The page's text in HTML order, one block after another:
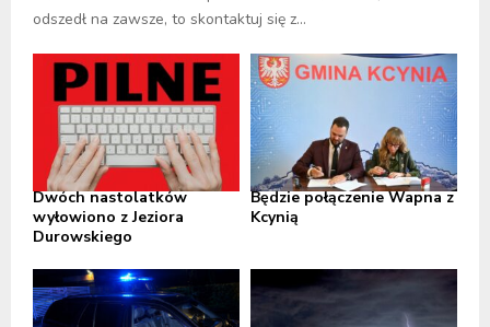
odszedł na zawsze, to skontaktuj się z...
Dwóch nastolatków
wyłowiono z Jeziora
Durowskiego
Będzie połączenie Wapna z
Kcynią